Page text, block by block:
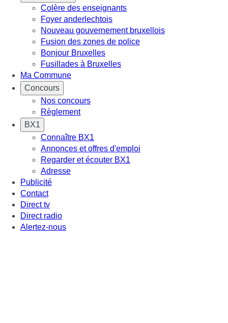
Colère des enseignants
Foyer anderlechtois
Nouveau gouvernement bruxellois
Fusion des zones de police
Bonjour Bruxelles
Fusillades à Bruxelles
Ma Commune
Concours
Nos concours
Règlement
BX1
Connaître BX1
Annonces et offres d'emploi
Regarder et écouter BX1
Adresse
Publicité
Contact
Direct tv
Direct radio
Alertez-nous